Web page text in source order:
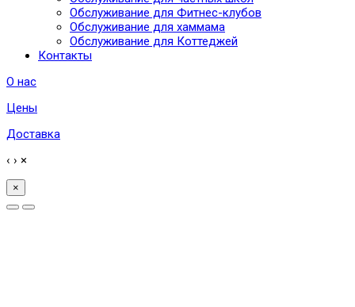
Обслуживание для Фитнес-клубов
Обслуживание для хаммама
Обслуживание для Коттеджей
Контакты
О нас
Цены
Доставка
‹ › ×
×